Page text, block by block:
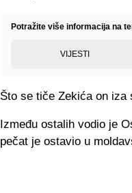
Potražite više informacija na
VIJESTI
Što se tiče Zekića on iza
Između ostalih vodio je
pečat je ostavio u